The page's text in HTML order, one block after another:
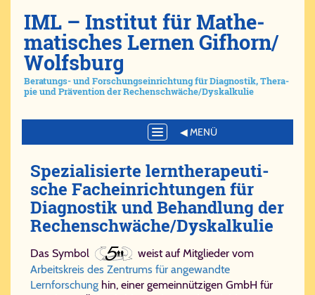
IML – Ins­ti­tut für Ma­the­
ma­ti­sches Ler­nen Gif­horn/​
Wolfs­burg
Be­ra­tungs- und For­schungs­ein­rich­tung für Dia­gno­stik, The­ra­
pie und Prä­ven­ti­on der Re­chen­schwä­che/​Dys­kal­ku­lie
Toggle
Spe­zi­a­li­sier­te lern­the­ra­peu­ti­
sche Fach­ein­rich­tun­gen für
Dia­gno­stik und Be­hand­lung der
Re­chen­schwä­che/​Dys­kal­ku­lie
Das Symbol
weist auf Mitglieder vom
Arbeitskreis des Zentrums für angewandte
Lernforschung hin, einer gemeinnützigen GmbH für